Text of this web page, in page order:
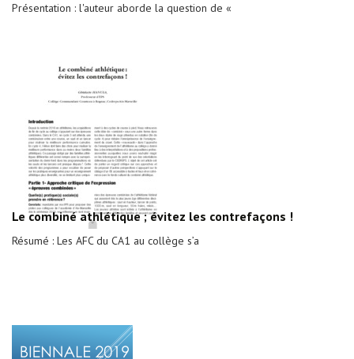
Présentation : l'auteur aborde la question de «
Le combiné athlétique ; évitez les contrefaçons !
Résumé : Les AFC du CA1 au collège s’a